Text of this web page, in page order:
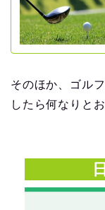
そのほか、ゴル
したら何なりと